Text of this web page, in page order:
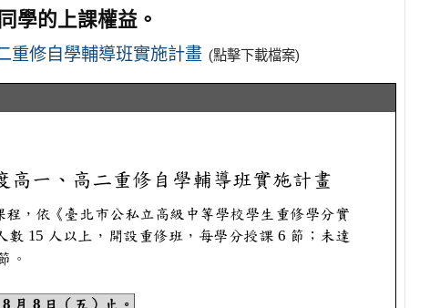
學的上課權益。
重修自學輔導班實施計畫 (點擊下載檔案)